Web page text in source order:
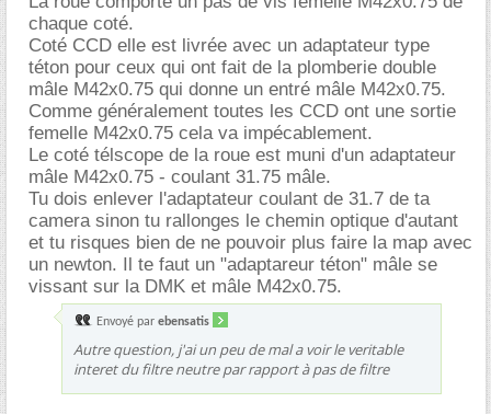
chaque coté.
Coté CCD elle est livrée avec un adaptateur type
téton pour ceux qui ont fait de la plomberie double
mâle M42x0.75 qui donne un entré mâle M42x0.75.
Comme généralement toutes les CCD ont une sortie
femelle M42x0.75 cela va impécablement.
Le coté télscope de la roue est muni d'un adaptateur
mâle M42x0.75 - coulant 31.75 mâle.
Tu dois enlever l'adaptateur coulant de 31.7 de ta
camera sinon tu rallonges le chemin optique d'autant
et tu risques bien de ne pouvoir plus faire la map avec
un newton. Il te faut un "adaptareur téton" mâle se
vissant sur la DMK et mâle M42x0.75.
Envoyé par ebensatis
Autre question, j'ai un peu de mal a voir le veritable
interet du filtre neutre par rapport à pas de filtre